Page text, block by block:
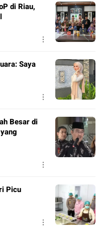
di Riau,
Saya
Besar di
Picu